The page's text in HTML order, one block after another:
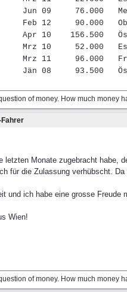
Jun 09 76.000
Feb 12 90.000
Apr 10 156.500
Mrz 10 52.000
Mrz 11 96.000
Jän 08 93.500
of money. How much money
letzten Monate zugebracht habe,
für die Zulassung verhübscht.
und ich habe eine grosse Freude
Wien!
of money. How much money